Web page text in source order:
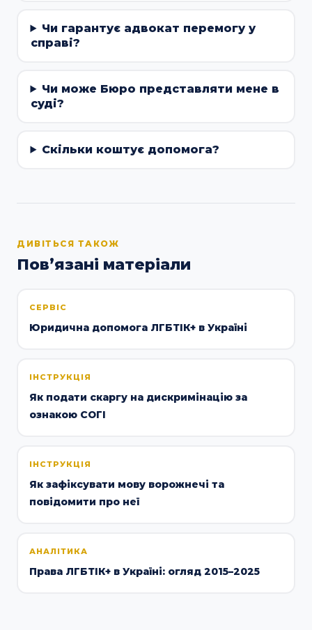
Чи гарантує адвокат перемогу у
справі?
Чи може Бюро представляти мене в
суді?
Скільки коштує допомога?
ДИВІТЬСЯ ТАКОЖ
Повʼязані матеріали
СЕРВІС
Юридична допомога ЛГБТІК+ в Україні
ІНСТРУКЦІЯ
Як подати скаргу на дискримінацію за
ознакою СОГІ
ІНСТРУКЦІЯ
Як зафіксувати мову ворожнечі та
повідомити про неї
АНАЛІТИКА
Права ЛГБТІК+ в Україні: огляд 2015–2025